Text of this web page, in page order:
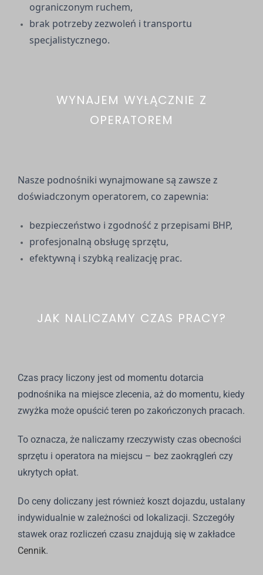
ograniczonym ruchem,
brak potrzeby zezwoleń i transportu
specjalistycznego.
WYNAJEM WYŁĄCZNIE Z
OPERATOREM
Nasze podnośniki wynajmowane są zawsze z
doświadczonym operatorem, co zapewnia:
bezpieczeństwo i zgodność z przepisami BHP,
profesjonalną obsługę sprzętu,
efektywną i szybką realizację prac.
JAK NALICZAMY CZAS PRACY?
Czas pracy liczony jest od momentu dotarcia
podnośnika na miejsce zlecenia, aż do momentu, kiedy
zwyżka może opuścić teren po zakończonych pracach.
To oznacza, że naliczamy rzeczywisty czas obecności
sprzętu i operatora na miejscu – bez zaokrągleń czy
ukrytych opłat.
Do ceny doliczany jest również koszt dojazdu, ustalany
indywidualnie w zależności od lokalizacji. Szczegóły
stawek oraz rozliczeń czasu znajdują się w zakładce
Cennik.